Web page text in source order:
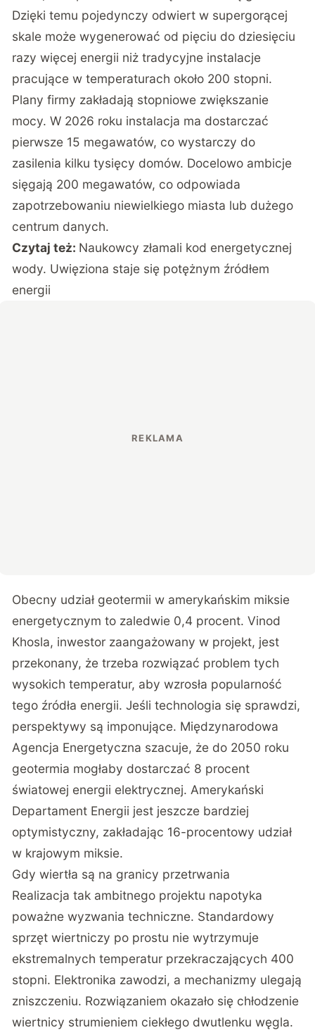
Dzięki temu pojedynczy odwiert w supergorącej
skale może wygenerować od pięciu do dziesięciu
razy więcej energii niż tradycyjne instalacje
pracujące w temperaturach około 200 stopni.
Plany firmy zakładają stopniowe zwiększanie
mocy. W 2026 roku instalacja ma dostarczać
pierwsze 15 megawatów, co wystarczy do
zasilenia kilku tysięcy domów. Docelowo ambicje
sięgają 200 megawatów, co odpowiada
zapotrzebowaniu niewielkiego miasta lub dużego
centrum danych.
Czytaj też: Naukowcy złamali kod energetycznej
wody. Uwięziona staje się potężnym źródłem
energii
Obecny udział geotermii w amerykańskim miksie
energetycznym to zaledwie 0,4 procent. Vinod
Khosla, inwestor zaangażowany w projekt, jest
przekonany, że trzeba rozwiązać problem tych
wysokich temperatur, aby wzrosła popularność
tego źródła energii. Jeśli technologia się sprawdzi,
perspektywy są imponujące. Międzynarodowa
Agencja Energetyczna szacuje, że do 2050 roku
geotermia mogłaby dostarczać 8 procent
światowej energii elektrycznej. Amerykański
Departament Energii jest jeszcze bardziej
optymistyczny, zakładając 16-procentowy udział
w krajowym miksie.
Gdy wiertła są na granicy przetrwania
Realizacja tak ambitnego projektu napotyka
poważne wyzwania techniczne. Standardowy
sprzęt wiertniczy po prostu nie wytrzymuje
ekstremalnych temperatur przekraczających 400
stopni. Elektronika zawodzi, a mechanizmy ulegają
zniszczeniu. Rozwiązaniem okazało się chłodzenie
wiertnicy strumieniem ciekłego dwutlenku węgla.